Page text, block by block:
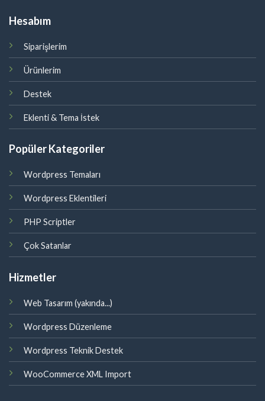
Hesabım
Siparişlerim
Ürünlerim
Destek
Eklenti & Tema İstek
Popüler Kategoriler
Wordpress Temaları
Wordpress Eklentileri
PHP Scriptler
Çok Satanlar
Hizmetler
Web Tasarım (yakında...)
Wordpress Düzenleme
Wordpress Teknik Destek
WooCommerce XML Import